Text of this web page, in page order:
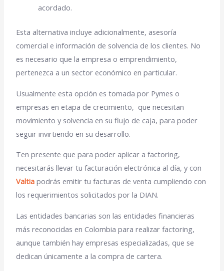
acordado.
Esta alternativa incluye adicionalmente, asesoría
comercial e información de solvencia de los clientes. No
es necesario que la empresa o emprendimiento,
pertenezca a un sector económico en particular.
Usualmente esta opción es tomada por Pymes o
empresas en etapa de crecimiento, que necesitan
movimiento y solvencia en suflujo de caja, para poder
seguir invirtiendo en su desarrollo.
Ten presente que para poder aplicar a factoring,
necesitarás llevar tu facturación electrónica al día, y con
Valtia podrás emitir tu facturas de venta cumpliendo con
los requerimientos solicitados por la DIAN.
Las entidades bancarias son las entidades financieras
más reconocidas en Colombia para realizar factoring,
aunque también hay empresas especializadas, que se
dedican únicamente a la compra de cartera.